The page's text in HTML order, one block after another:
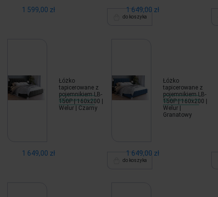
1 599,00 zł
do koszyka
1 649,00 zł
Łóżko
tapicerowane z
pojemnikiem LB-
150P | 160x200 |
Welur | Czarny
Wysyłka w 10 dni
1 649,00 zł
do koszyka
Łóżko
tapicerowane z
pojemnikiem LB-
150P | 160x200 |
Welur |
Granatowy
Wysyłka w 10 dni
1 649,00 zł